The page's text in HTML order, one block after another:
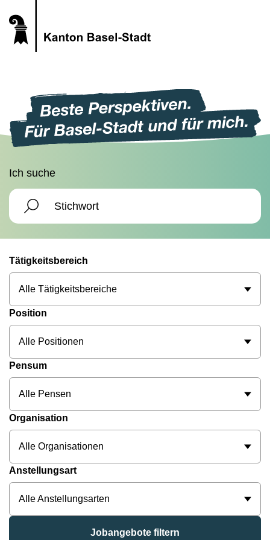
Ich suche
Tätigkeitsbereich
Alle Tätigkeitsbereiche
Position
Alle Positionen
Pensum
Alle Pensen
Organisation
Alle Organisationen
Anstellungsart
Alle Anstellungsarten
Jobangebote filtern